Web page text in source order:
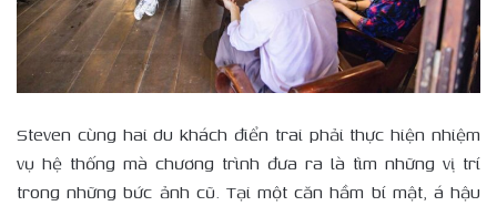
Steven cùng hai du khách điển trai phải thực hiện nhiệm
vụ hệ thống mà chương trình đưa ra là tìm những vị trí
trong những bức ảnh cũ. Tại một căn hầm bí mật, á hậu